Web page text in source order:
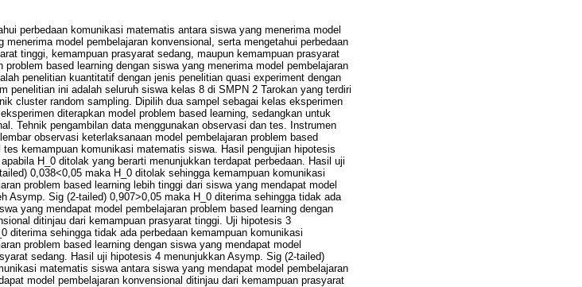
perbedaan komunikasi matematis antara siswa yang menerima model
model pembelajaran konvensional, serta mengetahui perbedaan
tinggi, kemampuan prasyarat sedang, maupun kemampuan prasyarat
based learning dengan siswa yang menerima model pembelajaran
penelitian kuantitatif dengan jenis penelitian quasi experiment dengan
penelitian ini adalah seluruh siswa kelas 8 di SMPN 2 Tarokan yang terdiri
cluster random sampling. Dipilih dua sampel sebagai kelas eksperimen
diterapkan model problem based learning, sedangkan untuk
Tehnik pengambilan data menggunakan observasi dan tes. Instrumen
observasi keterlaksanaan model pembelajaran problem based
kemampuan komunikasi matematis siswa. Hasil pengujian hipotesis
H_0 ditolak yang berarti menunjukkan terdapat perbedaan. Hasil uji
0,038<0,05 maka H_0 ditolak sehingga kemampuan komunikasi
problem based learning lebih tinggi dari siswa yang mendapat model
Asymp. Sig (2-tailed) 0,907>0,05 maka H_0 diterima sehingga tidak ada
yang mendapat model pembelajaran problem based learning dengan
ditinjau dari kemampuan prasyarat tinggi. Uji hipotesis 3
diterima sehingga tidak ada perbedaan kemampuan komunikasi
problem based learning dengan siswa yang mendapat model
sedang. Hasil uji hipotesis 4 menunjukkan Asymp. Sig (2-tailed)
matematis siswa antara siswa yang mendapat model pembelajaran
model pembelajaran konvensional ditinjau dari kemampuan prasyarat